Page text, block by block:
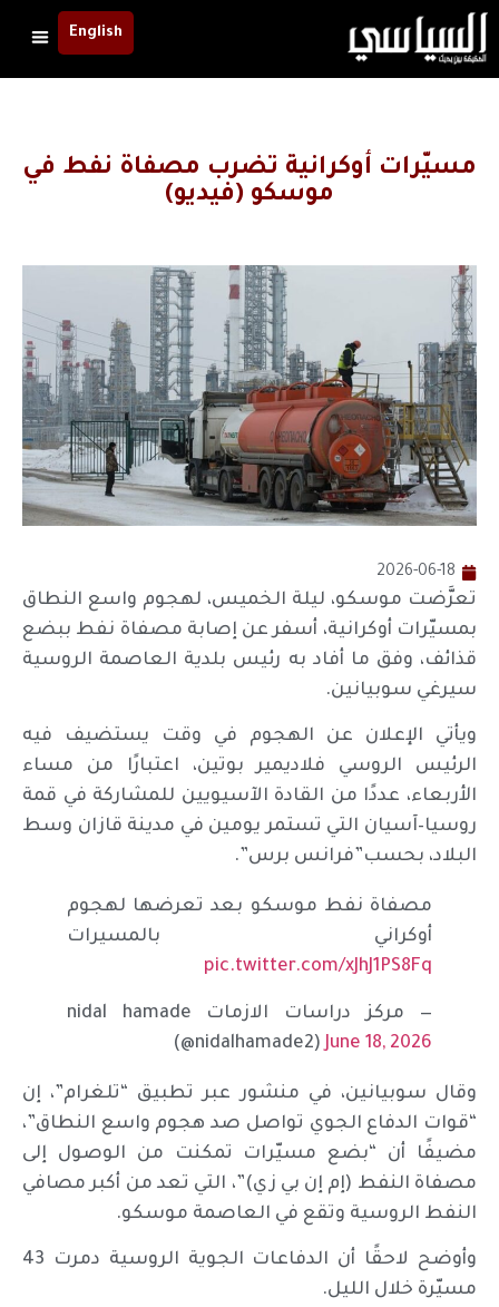
English
مسيّرات أوكرانية تضرب مصفاة نفط في
موسكو (فيديو)
2026-06-18
تعرَّضت موسكو، ليلة الخميس، لهجوم واسع النطاق
بمسيّرات أوكرانية، أسفر عن إصابة مصفاة نفط ببضع
قذائف، وفق ما أفاد به رئيس بلدية العاصمة الروسية
سيرغي سوبيانين.
ويأتي الإعلان عن الهجوم في وقت يستضيف فيه
الرئيس الروسي فلاديمير بوتين، اعتبارًا من مساء
الأربعاء، عددًا من القادة الآسيويين للمشاركة في قمة
روسيا–آسيان التي تستمر يومين في مدينة قازان وسط
البلاد، بحسب”فرانس برس”.
مصفاة نفط موسكو بعد تعرضها لهجوم
أوكراني بالمسيرات
pic.twitter.com/xJhJ1PS8Fq
— مركز دراسات الازمات nidal hamade
(@nidalhamade2) June 18, 2026
وقال سوبيانين، في منشور عبر تطبيق “تلغرام”، إن
“قوات الدفاع الجوي تواصل صد هجوم واسع النطاق”،
مضيفًا أن “بضع مسيّرات تمكنت من الوصول إلى
مصفاة النفط (إم إن بي زي)”، التي تعد من أكبر مصافي
النفط الروسية وتقع في العاصمة موسكو.
وأوضح لاحقًا أن الدفاعات الجوية الروسية دمرت 43
مسيّرة خلال الليل.